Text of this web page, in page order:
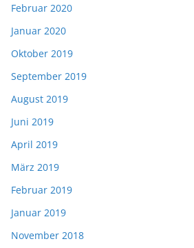
Februar 2020
Januar 2020
Oktober 2019
September 2019
August 2019
Juni 2019
April 2019
März 2019
Februar 2019
Januar 2019
November 2018